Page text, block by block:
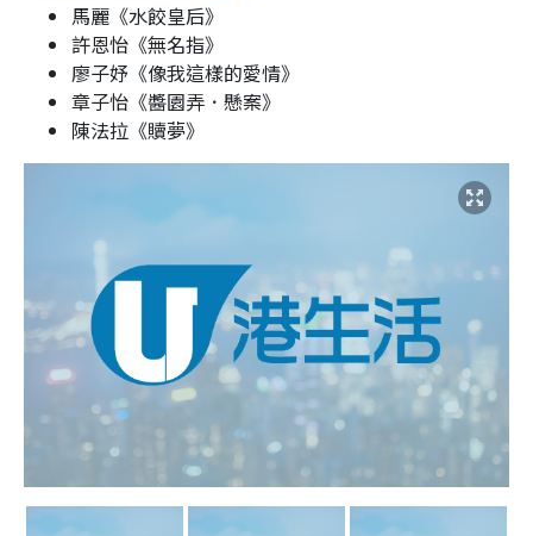
馬麗《水餃皇后》
許恩怡《無名指》
廖子妤《像我這樣的愛情》
章子怡《醬園弄．懸案》
陳法拉《贖夢》